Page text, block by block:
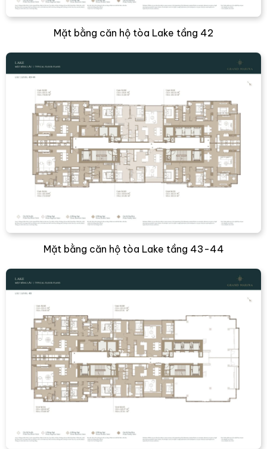
Mặt bằng căn hộ tòa Lake tầng 42
Mặt bằng căn hộ tòa Lake tầng 43-44